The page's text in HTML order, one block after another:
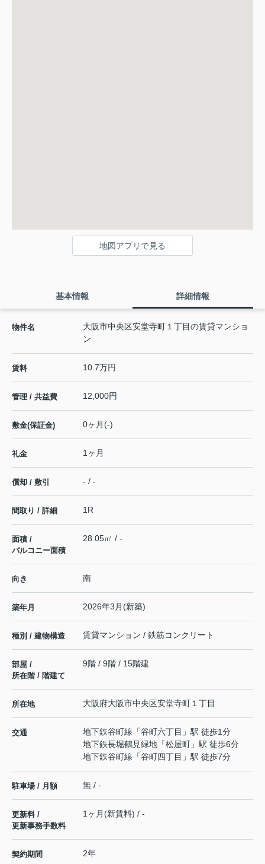
地図アプリで見る
基本情報 詳細情報
物件名
大阪市中央区安堂寺町１丁目の賃貸マンショ
ン
賃料 10.7万円
管理 / 共益費 12,000円
敷金(保証金) 0ヶ月(-)
礼金 1ヶ月
償却 / 敷引 - / -
間取り / 詳細 1R
面積 /
バルコニー面積
28.05㎡ / -
向き 南
築年月 2026年3月(新築)
種別 / 建物構造 賃貸マンション / 鉄筋コンクリート
部屋 /
所在階 / 階建て
9階 / 9階 / 15階建
所在地 大阪府大阪市中央区安堂寺町 １丁目
交通 地下鉄谷町線 「谷町六丁目 」駅 徒歩1分
地下鉄長堀鶴見緑地 「松屋町 」駅 徒歩6分
地下鉄谷町線 「谷町四丁目 」駅 徒歩7分
駐車場 / 月額 無 / -
更新料 /
更新事務手数料
1ヶ月(新賃料) / -
契約期間 2年